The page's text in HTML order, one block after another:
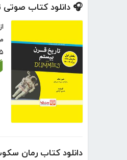
🎧 دانلود کتاب
۵ ساعت
دانلود کتاب رمان